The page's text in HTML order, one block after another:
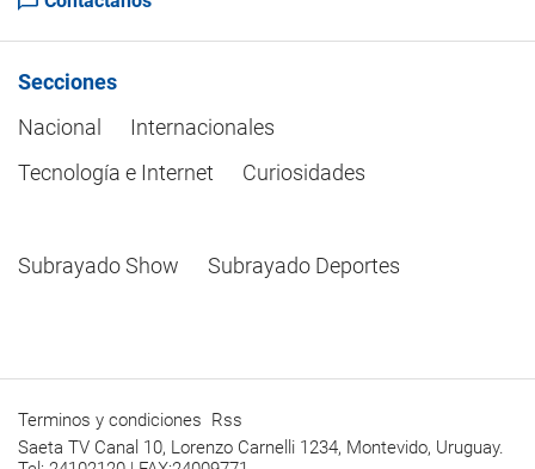
Secciones
Nacional
Internacionales
Tecnología e Internet
Curiosidades
Subrayado Show Subrayado Deportes
Terminos y condiciones Rss
Saeta TV Canal 10, Lorenzo Carnelli 1234, Montevido, Uruguay.